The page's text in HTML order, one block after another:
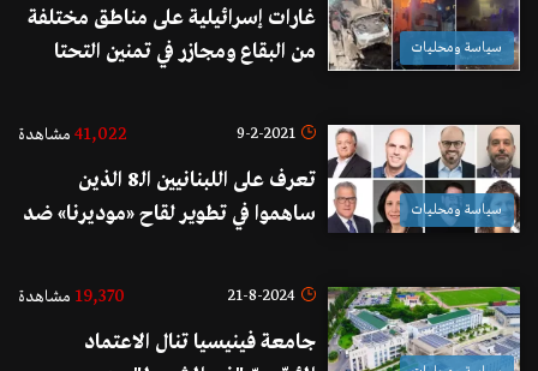
سياسة ومحليات
غارات إسرائيلية على مناطق مختلفة
من البقاع ومجازر في تمنين التحتا
سياسة ومحليات
9-2-2021
41,022 مشاهدة
تعرف على اللبنانيين الـ8 الذين
ساهموا في تطوير لقاح «موديرنا» ضد
اللبنانية الاسبوع الماضي
21-8-2024
19,370 مشاهدة
جامعة فينيسيا تنال الاعتماد